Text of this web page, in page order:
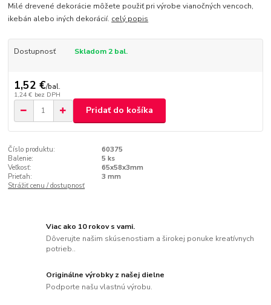
Milé drevené dekorácie môžete použiť pri výrobe vianočných vencoch,
ikebán alebo iných dekorácií. celý popis
Dostupnosť Skladom 2 bal.
1,52 €/bal.
1,24 € bez DPH
Pridať do košíka
Číslo produktu:
60375
Balenie:
5 ks
Veľkosť:
65x58x3mm
Prieťah:
3 mm
Strážiť cenu / dostupnosť
Viac ako 10 rokov s vami.
Dôverujte našim skúsenostiam a širokej ponuke kreatívnych
potrieb..
Originálne výrobky z našej dielne
Podporte našu vlastnú výrobu.